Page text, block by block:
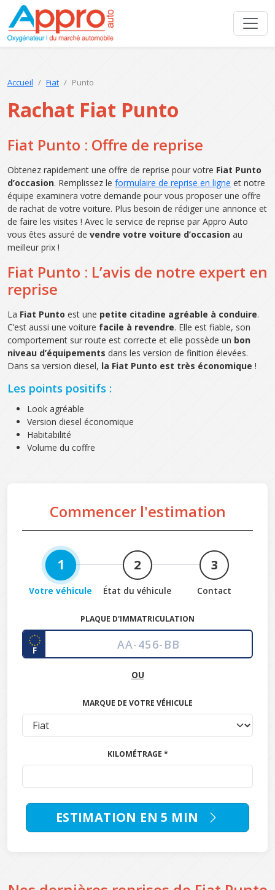
Accueil Fiat Punto
Rachat Fiat Punto
Fiat Punto : Offre de reprise
Obtenez rapidement une offre de reprise pour votre Fiat Punto
d’occasion. Remplissez le formulaire de reprise en ligne et notre
équipe examinera votre demande pour vous proposer une offre
de rachat de votre voiture. Plus besoin de rédiger une annonce et
de faire les visites ! Avec le service de reprise par Appro Auto
vous êtes assuré de vendre votre voiture d’occasion au
meilleur prix !
Fiat Punto : L’avis de notre expert en
reprise
La Fiat Punto est une petite citadine agréable à conduire.
C’est aussi une voiture facile à revendre. Elle est fiable, son
comportement sur route est correcte et elle possède un bon
niveau d’équipements dans les version de finition élevées.
Dans sa version diesel, la Fiat Punto est très économique !
Les points positifs :
Look agréable
Version diesel économique
Habitabilité
Volume du coffre
Commencer l'estimation
1
Votre véhicule
2
État du véhicule
3
Contact
PLAQUE D'IMMATRICULATION
F
OU
MARQUE DE VOTRE VÉHICULE
KILOMÉTRAGE *
ESTIMATION EN 5 MIN